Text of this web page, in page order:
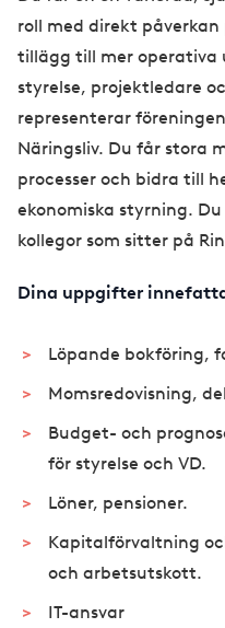
roll med direkt
tillägg till mer operativa
styrelse, projektledare
representerar
Näringsliv. Du får stora
processer och bidra till
ekonomiska styrning.
kollegor som sitter på
Dina uppgifter
Löpande bokföring,
Momsredovisning,
Budget- och
för styrelse och VD.
Löner, pensioner.
Kapitalförvaltning
och arbetsutskott.
IT-ansvar